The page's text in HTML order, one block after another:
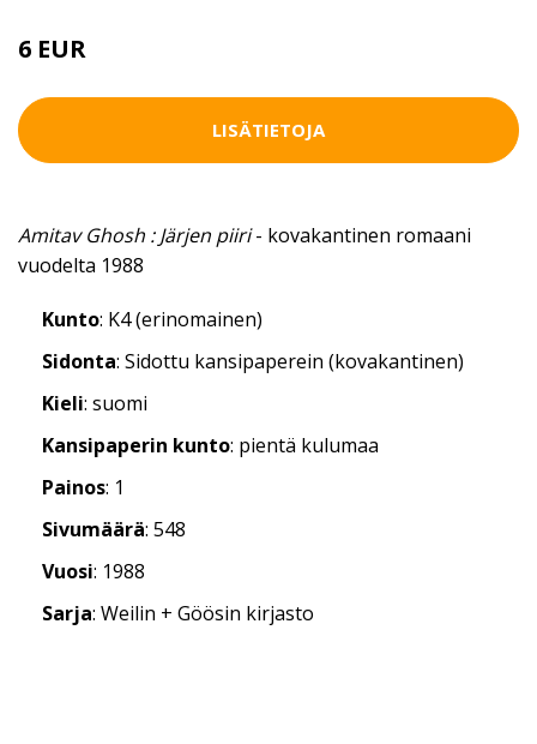
6 EUR
LISÄTIETOJA
Amitav Ghosh : Järjen piiri- kovakantinen romaani
vuodelta 1988
Kunto: K4 (erinomainen)
Sidonta: Sidottu kansipaperein (kovakantinen)
Kieli: suomi
Kansipaperin kunto: pientä kulumaa
Painos: 1
Sivumäärä: 548
Vuosi: 1988
Sarja: Weilin + Göösin kirjasto